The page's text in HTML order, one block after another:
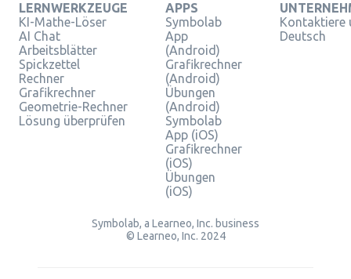
LERNWERKZEUGE
KI-Mathe-Löser
AI Chat
Arbeitsblätter
Spickzettel
Rechner
Grafikrechner
Geometrie-Rechner
Lösung überprüfen
APPS
Symbolab
App
(Android)
Grafikrechner
(Android)
Übungen
(Android)
Symbolab
App (iOS)
Grafikrechner
(iOS)
Übungen
(iOS)
Kontaktiere
Deutsch
Symbolab, a Learneo, Inc. business
© Learneo, Inc. 2024